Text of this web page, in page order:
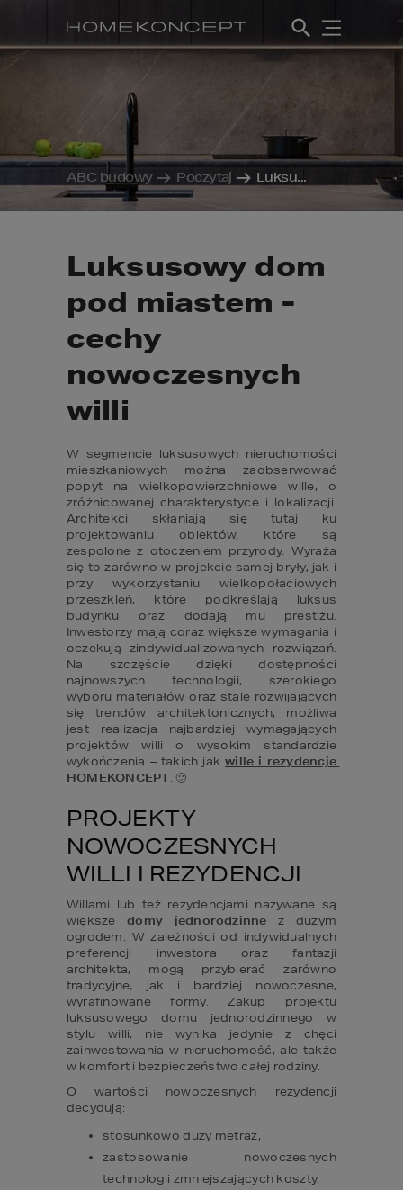
ABC budowy Poczytaj Luksu...
Luksusowy dom
pod miastem -
cechy
nowoczesnych
willi
W segmencie luksusowych nieruchomości
mieszkaniowych można zaobserwować
popyt na wielkopowierzchniowe wille, o
zróżnicowanej charakterystyce i lokalizacji.
Architekci skłaniają się tutaj ku
projektowaniu obiektów, które są
zespolone z otoczeniem przyrody. Wyraża
się to zarówno w projekcie samej bryły, jak i
przy wykorzystaniu wielkopołaciowych
przeszkleń, które podkreślają luksus
budynku oraz dodają mu prestiżu.
Inwestorzy mają coraz większe wymagania i
oczekują zindywidualizowanych rozwiązań.
Na szczęście dzięki dostępności
najnowszych technologii, szerokiego
wyboru materiałów oraz stale rozwijających
się trendów architektonicznych, możliwa
jest realizacja najbardziej wymagających
projektów willi o wysokim standardzie
wykończenia – takich jak wille i rezydencje
HOMEKONCEPT. 🙂
PROJEKTY
NOWOCZESNYCH
WILLI I REZYDENCJI
Willami lub też rezydencjami nazywane są
większe domy jednorodzinne z dużym
ogrodem. W zależności od indywidualnych
preferencji inwestora oraz fantazji
architekta, mogą przybierać zarówno
tradycyjne, jak i bardziej nowoczesne,
wyrafinowane formy. Zakup projektu
luksusowego domu jednorodzinnego w
stylu willi, nie wynika jedynie z chęci
zainwestowania w nieruchomość, ale także
w komfort i bezpieczeństwo całej rodziny.
O wartości nowoczesnych rezydencji
decydują:
stosunkowo duży metraż,
zastosowanie nowoczesnych
technologii zmniejszających koszty,